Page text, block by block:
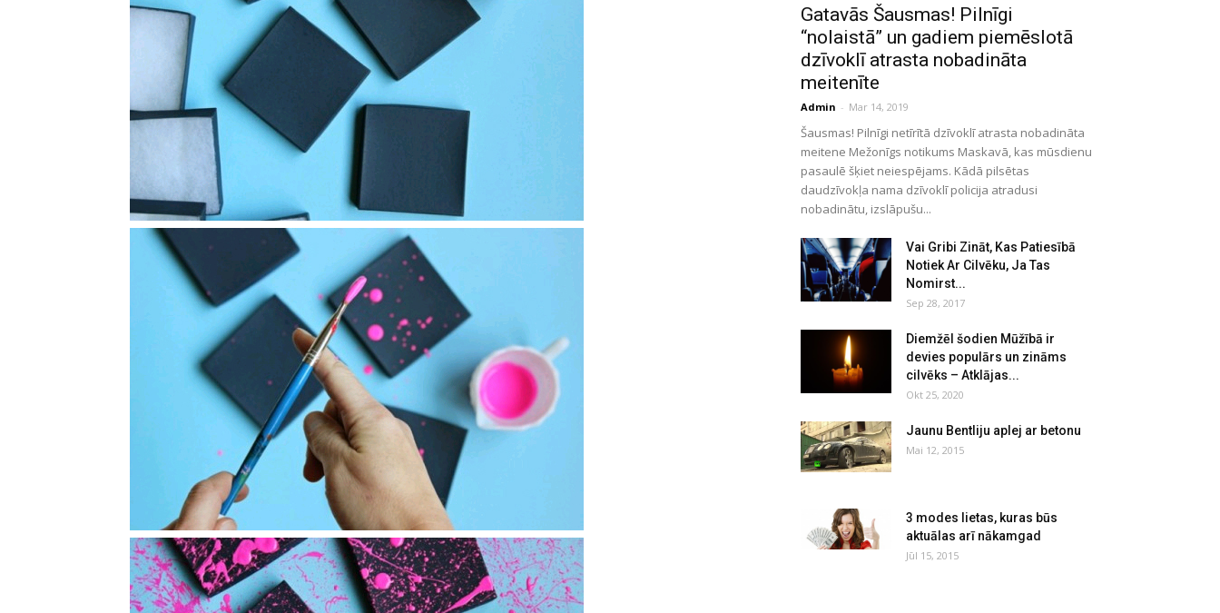
Gatavās Šausmas! Pilnīgi
“nolaistā” un gadiem piemēslotā
dzīvoklī atrasta nobadināta
meitenīte
Admin - Mar 14, 2019
Šausmas! Pilnīgi netīrītā dzīvoklī atrasta nobadināta
meitene Mežonīgs notikums Maskavā, kas mūsdienu
pasaulē šķiet neiespējams. Kādā pilsētas
daudzīvokļa nama dzīvoklī policija atradusi
nobadinātu, izslāpušu...
Vai Gribi Zināt, Kas Patiesībā
Notiek Ar Cilvēku, Ja Tas
Nomirst...
Sep 28, 2017
Diemžēl šodien Mūžībā ir
devies populārs un zināms
cilvēks – Atklājas...
Okt 25, 2020
Jaunu Bentliju aplej ar betonu
Mai 12, 2015
3 modes lietas, kuras būs
aktuālas arī nākamgad
Jūl 15, 2015